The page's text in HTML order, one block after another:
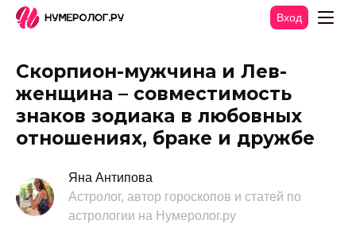
Вход
Скорпион-мужчина и Лев-
женщина – совместимость
знаков зодиака в любовных
отношениях, браке и дружбе
Яна Антипова
Астролог, автор гороскопов и статей по
астрологии на Нумеролог.ру